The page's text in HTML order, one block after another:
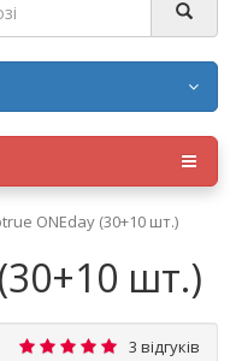
ONEday (30+10 шт.)
шт.)
3 відгуків